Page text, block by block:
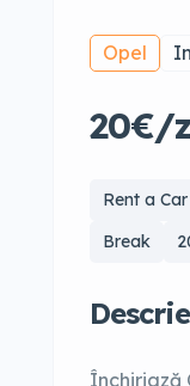
Opel
20€/
Rent a Car
Break
Închiriază